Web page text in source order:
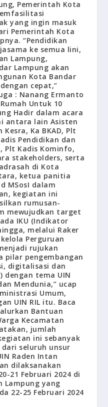
Pemerintah Kota
yang ingin masuk
Pemerintah Kota
“Pendidikan
ke semua lini,
Lampung,
Lampung akan
Kota Bandar
cepat,”
: Nanang Ermanto
Untuk 10
Hadir dalam acara
antara lain Asisten
Ka BKAD, Plt
Pendidikan dan
Plt Kadis Kominfo,
stakeholders, serta
di Kota
ketua panitia
MSosI dalam
kegiatan ini
rumusan-
mewujudkan target
IKU (Indikator
melalui Raker
Perguruan
rujukan
pilar pengembangan
digitalisasi dan
dengan tema UIN
Mendunia,” ucap
Umum,
UIN RIL itu. Baca
Bantuan
Kecamatan
jumlah
ini sebanyak
seluruh unsur
Raden Intan
dilaksanakan
21 Februari 2024 di
Lampung yang
22-25 Februari 2024